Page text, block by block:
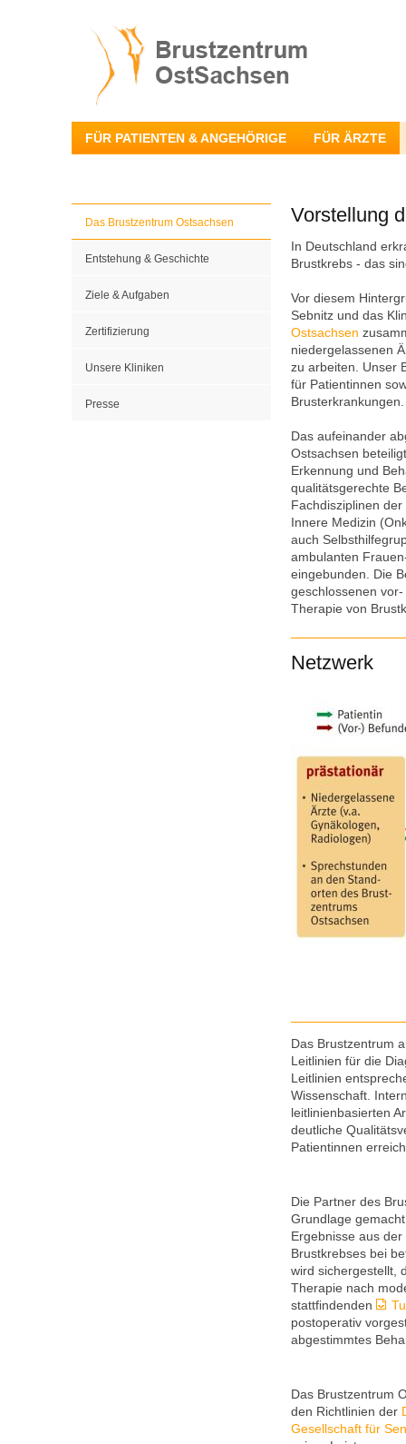
FÜR PATIENTEN & ANGEHÖRIGE FÜR ÄRZTE
Das Brustzentrum Ostsachsen
Entstehung & Geschichte
Ziele & Aufgaben
Zertifizierung
Unsere Kliniken
Presse
Vorstellung
In Deutschland
Brustkrebs - das
Vor diesem
Sebnitz und das
Ostsachsen
niedergelassenen
zu arbeiten. Unser
für Patientinnen
Brusterkrankungen.
Das aufeinander
Ostsachsen
Erkennung und
qualitätsgerechte
Fachdisziplinen
Innere Medizin
auch
ambulanten
eingebunden. Die
geschlossenen
Therapie von
Netzwerk
Das Brustzentrum
Leitlinien für die
Leitlinien
Wissenschaft.
leitlinienbasierten
deutliche
Patientinnen
Die Partner des
Grundlage
Ergebnisse aus
Brustkrebses bei
wird sichergestellt,
Therapie nach
stattfindenden
postoperativ
abgestimmtes
Das Brustzentrum
den Richtlinien der
Gesellschaft für